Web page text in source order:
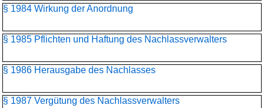
§ 1984 Wirkung der Anordnung
§ 1985 Pflichten und Haftung des Nachlassverwalters
§ 1986 Herausgabe des Nachlasses
§ 1987 Vergütung des Nachlassverwalters